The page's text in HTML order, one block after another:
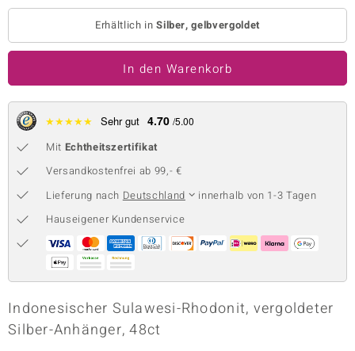
BY DE MELO
Collection
Classics
Erhältlich inSilber, gelbvergoldet
In den Warenkorb
★★★★★ Sehr gut 4.70 /5.00
Mit Echtheitszertifikat
Versandkostenfrei ab 99,- €
Lieferung nach Deutschland
innerhalb von 1-3 Tagen
Hauseigener Kundenservice
Indonesischer Sulawesi-Rhodonit, vergoldeter
Silber-Anhänger, 48ct